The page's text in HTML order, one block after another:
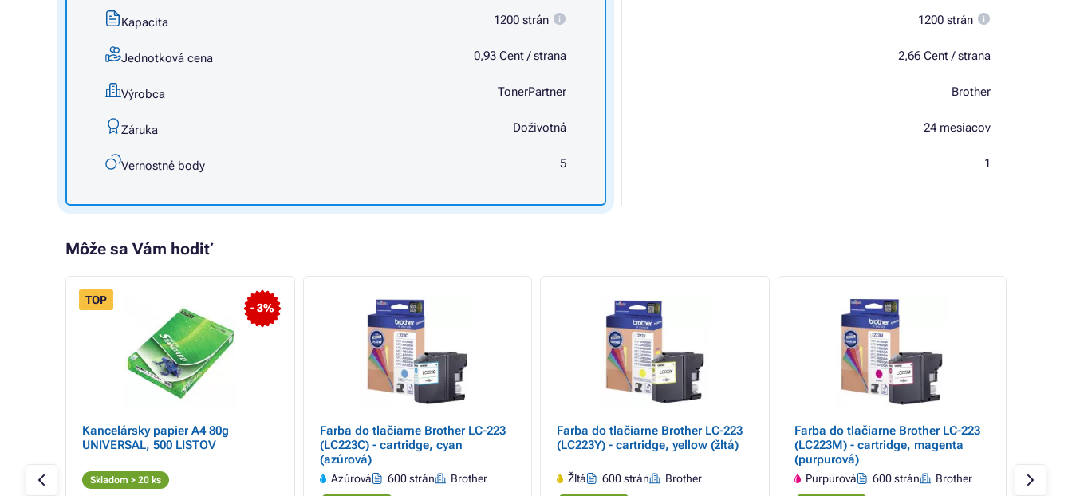
1200 strán
2,66 Cent / strana
Brother
24 mesiacov
1
Kapacita 1200 strán
Jednotková cena 0,93 Cent / strana
Výrobca TonerPartner
Záruka Doživotná
Vernostné body 5
Môže sa Vám hodiť
- 3%
TOP
Kancelársky papier A4 80g
UNIVERSAL, 500 LISTOV
Skladom > 20 ks
Farba do tlačiarne Brother LC-223
(LC223C) - cartridge, cyan
(azúrová)
Azúrová 600 strán Brother
Farba do tlačiarne Brother LC-223
(LC223Y) - cartridge, yellow (žltá)
Žltá 600 strán Brother
Farba do tlačiarne Brother LC-223
(LC223M) - cartridge, magenta
(purpurová)
Purpurová 600 strán Brother